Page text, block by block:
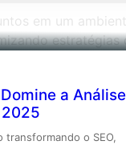
a Análise
2025
transformando o SEO,